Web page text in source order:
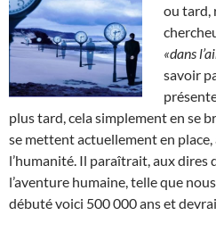
ou tard,
«dans
savoir
plus tard, cela simplement en se
se mettent actuellement en
l’humanité. Il paraîtrait, aux dires
l’aventure humaine, telle que
débuté voici 500 000 ans et